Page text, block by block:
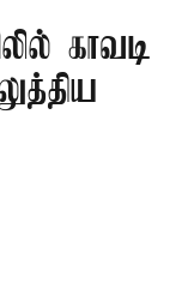
காவடி